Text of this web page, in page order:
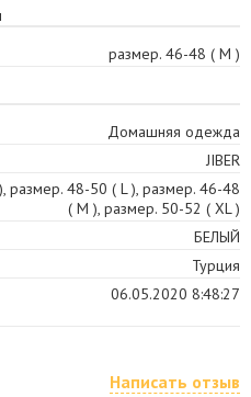
размер. 46-48 ( M )
Домашняя одежда
JIBER
размер. 48-50 ( L ), размер. 46-48
( M ), размер. 50-52 ( XL )
БЕЛЫЙ
Турция
06.05.2020 8:48:27
Написать отзыв